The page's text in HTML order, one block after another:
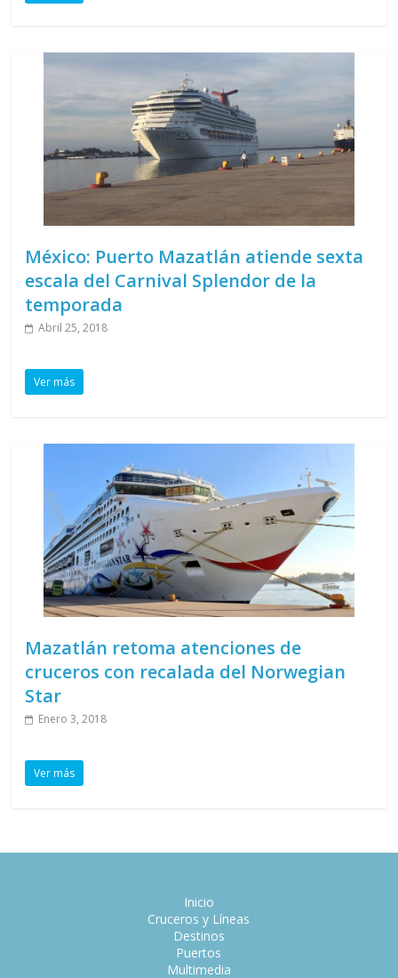
México: Puerto Mazatlán atiende sexta
escala del Carnival Splendor de la
temporada
Abril 25, 2018
Ver más
Mazatlán retoma atenciones de
cruceros con recalada del Norwegian
Star
Enero 3, 2018
Ver más
Inicio
Cruceros y Líneas
Destinos
Puertos
Multimedia